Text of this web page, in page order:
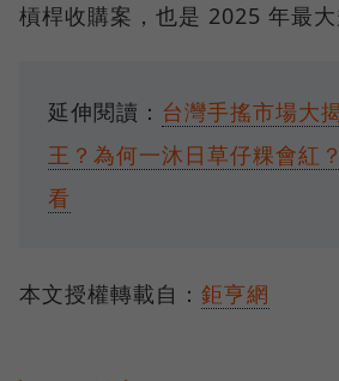
槓桿收購案，也是 2025 年最大
延伸閱讀： 台灣手搖市場大
王？為何一沐日草仔粿會紅
看
本文授權轉載自： 鉅亨網